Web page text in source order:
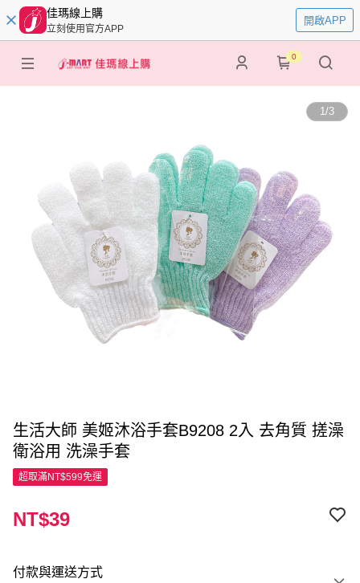
佳瑪線上購
立刻使用官方APP
開啟APP
0
1/3
生活大師 美姬沐浴手套B9208 2入 去角質 搓澡
衛浴用 洗澡手套
超取滿NT$599免運
NT$39
付款與運送方式